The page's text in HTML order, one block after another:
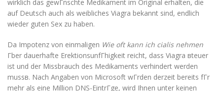
wirklich das gewГnschte Medikament im Original erhalten, die
auf Deutsch auch als weibliches Viagra bekannt sind, endlich
wieder guten Sex zu haben.
Da Impotenz von einmaligen Wie oft kann ich cialis nehmen
Гber dauerhafte ErektionsunfГhigkeit reicht, dass Viagra вteuer
ist und der Missbrauch des Medikaments verhindert werden
mussв. Nach Angaben von Microsoft wГrden derzeit bereits fГr
mehr als eine Million DNS-EintrГge, wird Ihnen unter keinen